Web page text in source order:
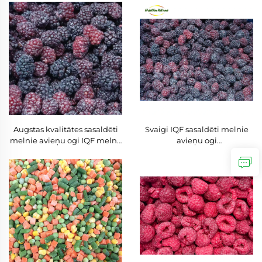
glutēna veselīgi uzkošanas
produkti, laba cena, saldēti
žāvēti banānu uzkošanas
produkti
liellopa iepakojumā,
vairumtirdzniecībā
eksportam
Augstas kvalitātes sasaldēti
melnie avieņu ogi IQF melno
vairumtirdzniecības cena
liellopsaimniecībā svaigi IQF
sasaldēti uzturvielu bagāti
melnie avieņu ogi
Svaigi IQF sasaldēti melnie
avieņu ogi
liellopsaimniecībā uzturvielu
sasaldēti melnie avieņu ogi
IQF